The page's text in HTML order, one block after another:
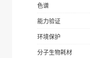
色谱
能力验证
环境保护
分子生物耗材